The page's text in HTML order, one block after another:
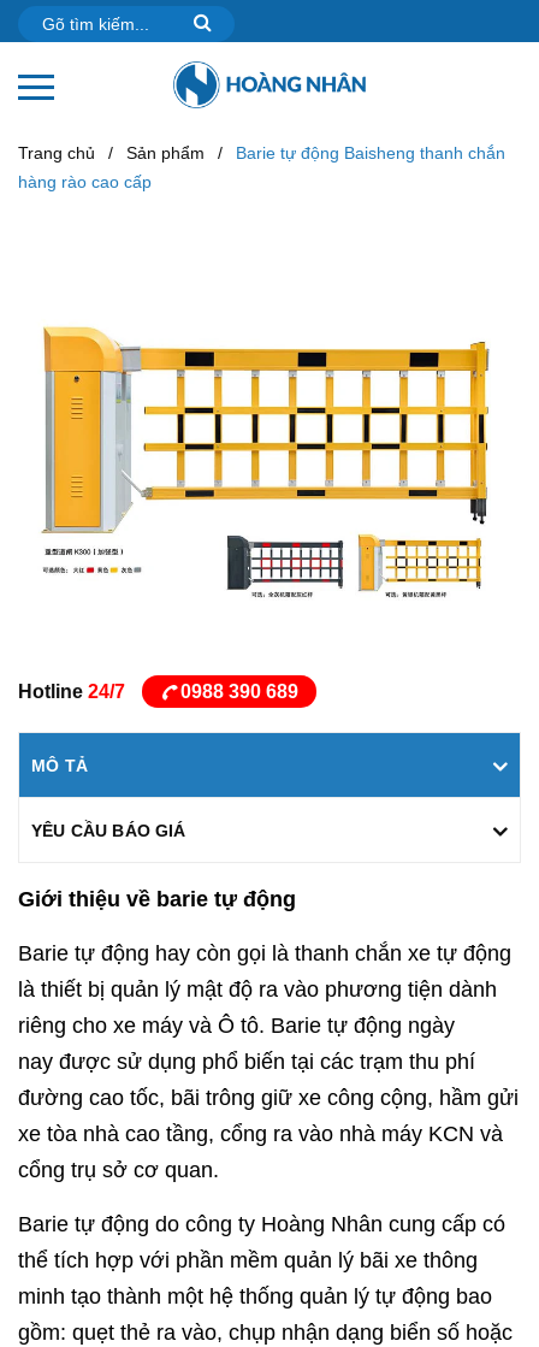
Trang chủ / Sản phẩm /
Barie tự động Baisheng thanh chắn
hàng rào cao cấp
Hotline 24/7 0988 390 689
MÔ TẢ
YÊU CẦU BÁO GIÁ
Giới thiệu về barie tự động
Barie tự động hay còn gọi là thanh chắn xe tự động
là thiết bị quản lý mật độ ra vào phương tiện dành
riêng cho xe máy và Ô tô. Barie tự động ngày
nay được sử dụng phổ biến tại các trạm thu phí
đường cao tốc, bãi trông giữ xe công cộng, hầm gửi
xe tòa nhà cao tầng, cổng ra vào nhà máy KCN và
cổng trụ sở cơ quan.
Barie tự động do công ty Hoàng Nhân cung cấp có
thể tích hợp với phần mềm quản lý bãi xe thông
minh tạo thành một hệ thống quản lý tự động bao
gồm: quẹt thẻ ra vào, chụp nhận dạng biển số hoặc